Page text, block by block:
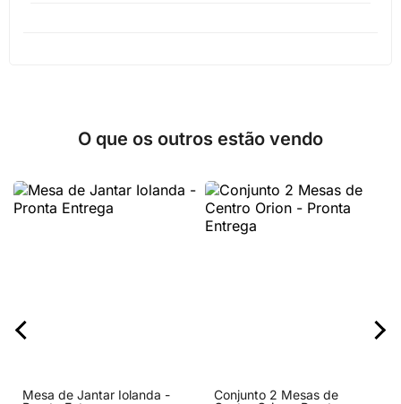
O que os outros estão vendo
Mesa de Jantar Iolanda -
Conjunto 2 Mesas de